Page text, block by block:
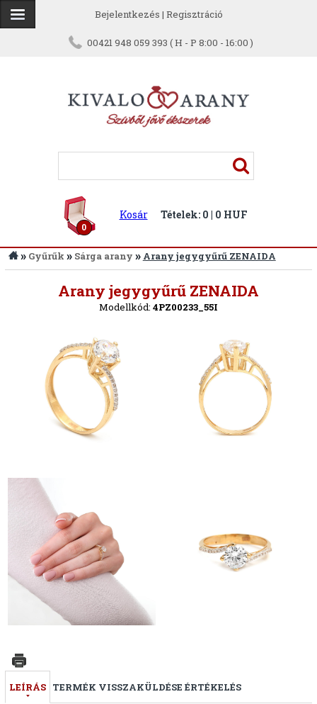
Bejelentkezés | Regisztráció
00421 948 059 393 ( H - P 8:00 - 16:00 )
0
Kosár Tételek: 0 | 0 HUF
» Gyűrűk » Sárga arany » Arany jegygyűrű ZENAIDA
Arany jegygyűrű ZENAIDA
Modellkód: 4PZ00233_55I
LEÍRÁS TERMÉK VISSZAKÜLDÉSE ÉRTÉKELÉS